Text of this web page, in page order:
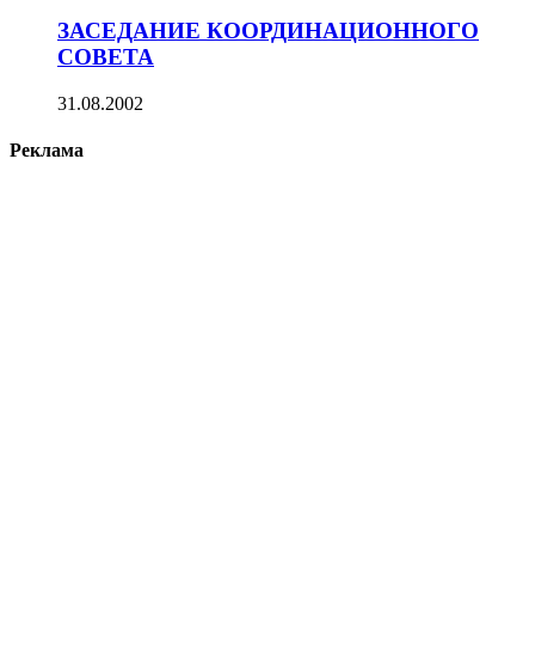
ЗАСЕДАНИЕ КООРДИНАЦИОННОГО
СОВЕТА
31.08.2002
Реклама